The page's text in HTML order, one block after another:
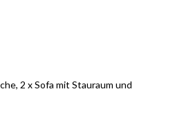
2 x Sofa mit Stauraum und